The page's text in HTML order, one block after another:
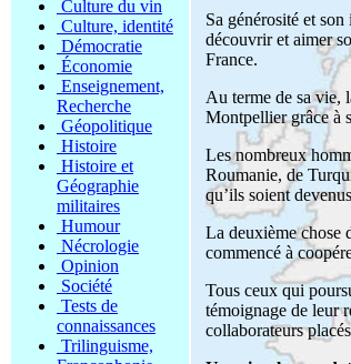
Culture du vin
Culture, identité
Démocratie
Économie
Enseignement,
Recherche
Géopolitique
Histoire
Histoire et
Géographie
militaires
Humour
Nécrologie
Opinion
Société
Tests de
connaissances
Trilinguisme,
Sa générosité et
découvrir et aimer
France.
Au terme de sa vie,
Montpellier grâce à
Les nombreux
Roumanie, de
qu’ils soient
La deuxième chose
commencé à
Tous ceux qui
témoignage de leur
collaborateurs